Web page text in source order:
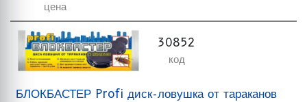
цена
30852
код
БЛОКБАСТЕР Profi диск-ловушка от тараканов